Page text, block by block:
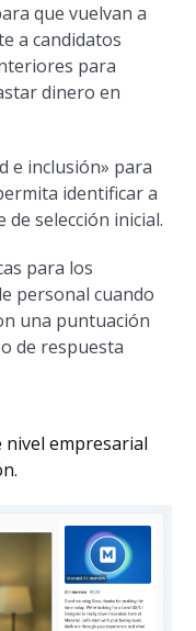
que vuelvan a
a candidatos
para
dinero en
e inclusión» para
identificar a
selección inicial.
para los
personal cuando
una puntuación
de respuesta
nivel empresarial